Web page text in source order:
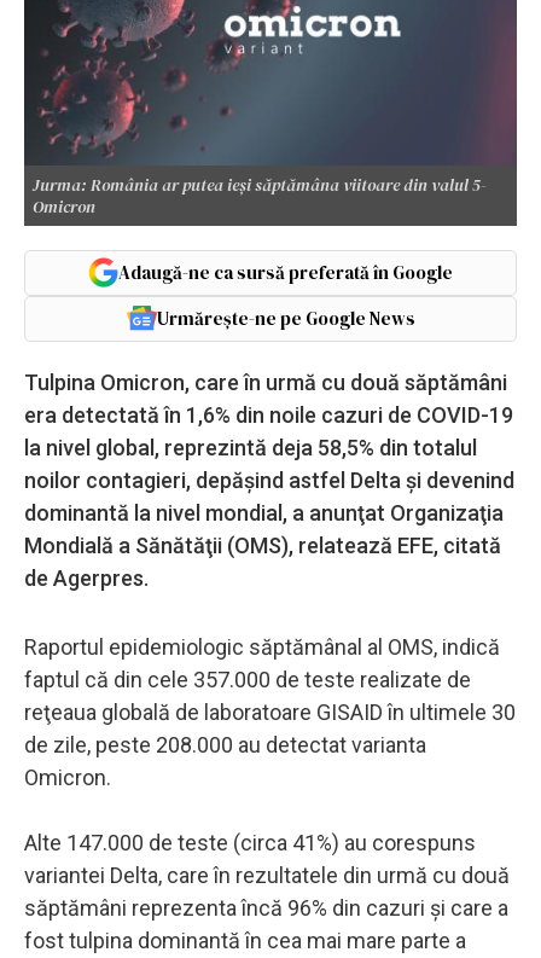
Jurma: România ar putea ieși săptămâna viitoare din valul 5-
Omicron
Adaugă-ne ca sursă preferată în Google
Urmărește-ne pe Google News
Tulpina Omicron, care în urmă cu două săptămâni
era detectată în 1,6% din noile cazuri de COVID-19
la nivel global, reprezintă deja 58,5% din totalul
noilor contagieri, depăşind astfel Delta şi devenind
dominantă la nivel mondial, a anunţat Organizaţia
Mondială a Sănătăţii (OMS), relatează EFE, citată
de Agerpres.
Raportul epidemiologic săptămânal al OMS, indică
faptul că din cele 357.000 de teste realizate de
reţeaua globală de laboratoare GISAID în ultimele 30
de zile, peste 208.000 au detectat varianta
Omicron.
Alte 147.000 de teste (circa 41%) au corespuns
variantei Delta, care în rezultatele din urmă cu două
săptămâni reprezenta încă 96% din cazuri şi care a
fost tulpina dominantă în cea mai mare parte a